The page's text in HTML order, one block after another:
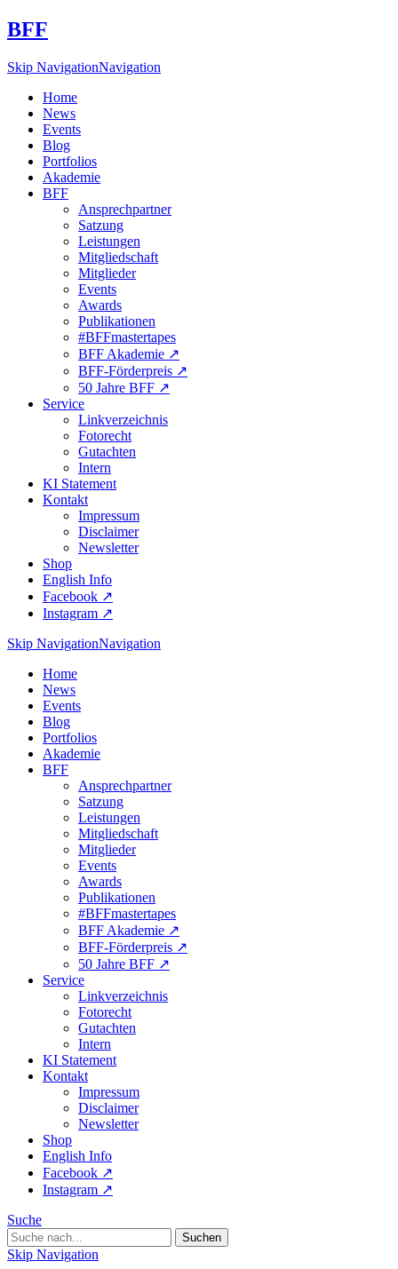
BFF
Skip NavigationNavigation
Home
News
Events
Blog
Portfolios
Akademie
BFF
Ansprechpartner
Satzung
Leistungen
Mitgliedschaft
Mitglieder
Events
Awards
Publikationen
#BFFmastertapes
BFF Akademie ↗︎
BFF-Förderpreis ↗︎
50 Jahre BFF ↗︎
Service
Linkverzeichnis
Fotorecht
Gutachten
Intern
KI Statement
Kontakt
Impressum
Disclaimer
Newsletter
Shop
English Info
Facebook ↗︎
Instagram ↗︎
Skip NavigationNavigation
Home
News
Events
Blog
Portfolios
Akademie
BFF
Ansprechpartner
Satzung
Leistungen
Mitgliedschaft
Mitglieder
Events
Awards
Publikationen
#BFFmastertapes
BFF Akademie ↗︎
BFF-Förderpreis ↗︎
50 Jahre BFF ↗︎
Service
Linkverzeichnis
Fotorecht
Gutachten
Intern
KI Statement
Kontakt
Impressum
Disclaimer
Newsletter
Shop
English Info
Facebook ↗︎
Instagram ↗︎
Suche
Skip Navigation